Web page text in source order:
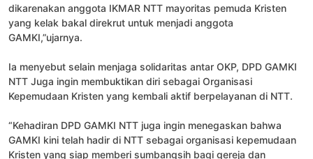
dikarenakan anggota IKMAR NTT mayoritas pemuda Kristen
yang kelak bakal direkrut untuk menjadi anggota
GAMKI,”ujarnya.
Ia menyebut selain menjaga solidaritas antar OKP, DPD GAMKI
NTT Juga ingin membuktikan diri sebagai Organisasi
Kepemudaan Kristen yang kembali aktif berpelayanan di NTT.
“Kehadiran DPD GAMKI NTT juga ingin menegaskan bahwa
GAMKI kini telah hadir di NTT sebagai organisasi kepemudaan
Kristen yang siap memberi sumbangsih bagi gereja dan